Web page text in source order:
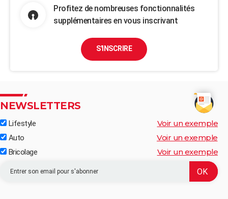
Profitez de nombreuses fonctionnalités
supplémentaires en vous inscrivant
S'INSCRIRE
NEWSLETTERS
Lifestyle Voir un exemple
Auto Voir un exemple
Bricolage Voir un exemple